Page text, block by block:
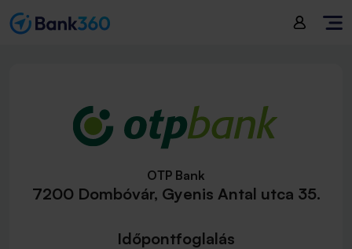
OTP Bank
7200 Dombóvár, Gyenis Antal utca 35.
Időpontfoglalás